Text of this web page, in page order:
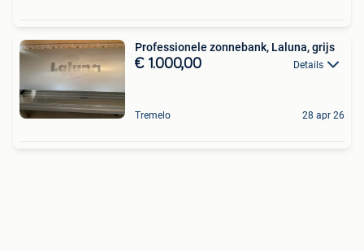
Professionele zonnebank, Laluna, grijs
€ 1.000,00 Details
Tremelo 28 apr 26